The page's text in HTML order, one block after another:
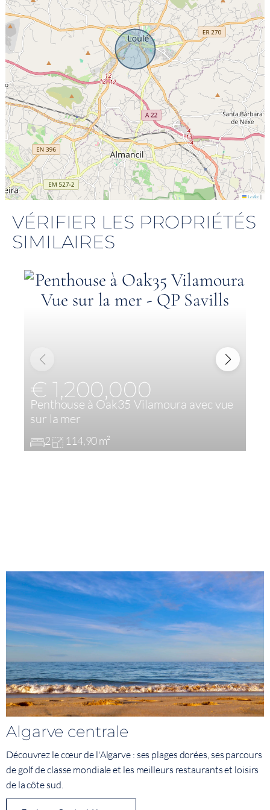
Leaflet |
VÉRIFIER LES PROPRIÉTÉS
SIMILAIRES
€ 1,200,000
Penthouse à Oak35 Vilamoura avec vue
sur la mer
2 114,90 m²
Algarve centrale
Découvrez le cœur de l'Algarve : ses plages dorées, ses parcours
de golf de classe mondiale et les meilleurs restaurants et loisirs
de la côte sud.